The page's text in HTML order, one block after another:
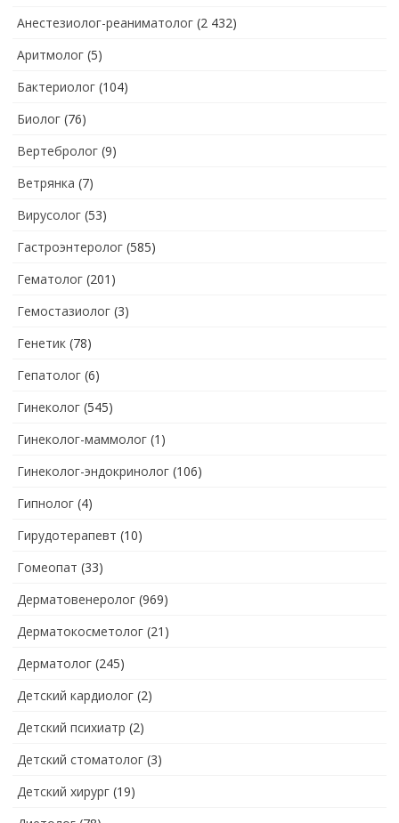
Анестезиолог-реаниматолог (2 432)
Аритмолог (5)
Бактериолог (104)
Биолог (76)
Вертебролог (9)
Ветрянка (7)
Вирусолог (53)
Гастроэнтеролог (585)
Гематолог (201)
Гемостазиолог (3)
Генетик (78)
Гепатолог (6)
Гинеколог (545)
Гинеколог-маммолог (1)
Гинеколог-эндокринолог (106)
Гипнолог (4)
Гирудотерапевт (10)
Гомеопат (33)
Дерматовенеролог (969)
Дерматокосметолог (21)
Дерматолог (245)
Детский кардиолог (2)
Детский психиатр (2)
Детский стоматолог (3)
Детский хирург (19)